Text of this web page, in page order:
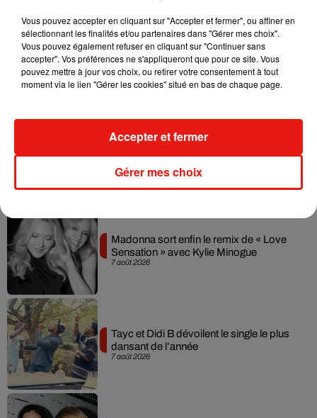
Entre clips ambitieux, nouvelles chansons et tournée
mondiale, Olivia Rodrigo confirme plus que jamais son statut
de figure incontournable de la pop actuelle.
7 août 2026
Julien Lieb s’essaye à la vie de chatelain
dans son nouveau clip
7 août 2026
Madonna sort enfin le remix de « Love
Sensation » avec Kylie Minogue
7 août 2026
Tayc et Didi B dévoilent le single le plus
dansant de l’année
Vous pouvez accepter en cliquant sur "Accepter et fermer", ou affiner en
sélectionnant les finalités et/ou partenaires dans "Gérer mes choix".
Vous pouvez également refuser en cliquant sur "Continuer sans
accepter". Vos préférences ne s'appliqueront que pour ce site. Vous
pouvez mettre à jour vos choix, ou retirer votre consentement à tout
moment via le lien "Gérer les cookies" situé en bas de chaque page.
Gérer mes choix
Accepter et fermer